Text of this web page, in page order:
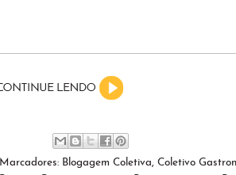
Marcadores: Blogagem Coletiva, Coletivo